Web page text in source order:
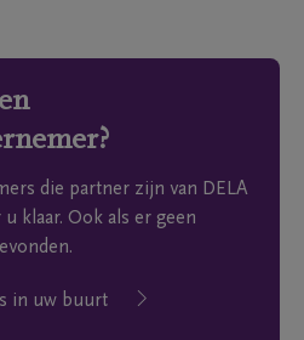
die partner zijn van DELA
klaar. Ook als er geen
in uw buurt